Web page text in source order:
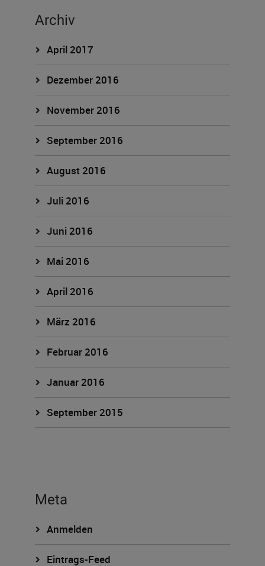
Archiv
April 2017
Dezember 2016
November 2016
September 2016
August 2016
Juli 2016
Juni 2016
Mai 2016
April 2016
März 2016
Februar 2016
Januar 2016
September 2015
Meta
Anmelden
Eintrags-Feed